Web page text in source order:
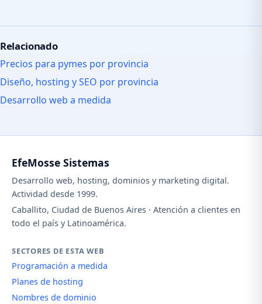
Relacionado
Precios para pymes por provincia
Diseño, hosting y SEO por provincia
Desarrollo web a medida
EfeMosse Sistemas
Desarrollo web, hosting, dominios y marketing digital.
Actividad desde 1999.
Caballito, Ciudad de Buenos Aires · Atención a clientes en
todo el país y Latinoamérica.
SECTORES DE ESTA WEB
Programación a medida
Planes de hosting
Nombres de dominio